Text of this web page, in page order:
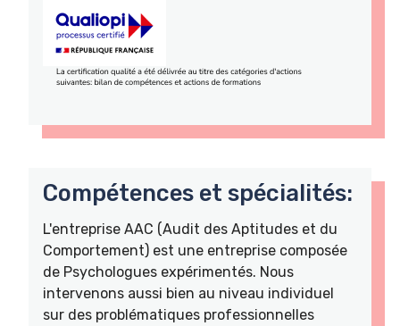
Compétences et spécialités:
L'entreprise AAC (Audit des Aptitudes et du
Comportement) est une entreprise composée
de Psychologues expérimentés. Nous
intervenons aussi bien au niveau individuel
sur des problématiques professionnelles